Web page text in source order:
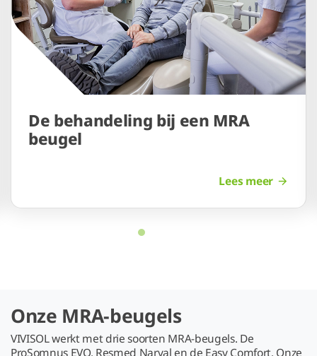
De behandeling bij een MRA
beugel
Lees meer
Onze MRA-beugels
VIVISOL werkt met drie soorten MRA-beugels. De
ProSomnus EVO, Resmed Narval en de Easy Comfort. Onze